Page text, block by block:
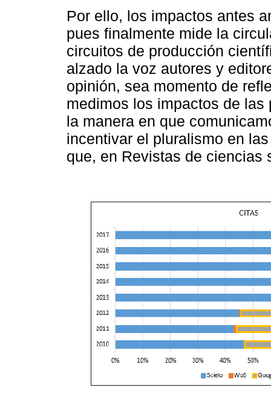
Por ello, los impactos antes
pues finalmente mide la
circuitos de producción
alzado la voz autores y
opinión, sea momento de
medimos los impactos de
la manera en que
incentivar el pluralismo en
que, en Revistas de ciencias